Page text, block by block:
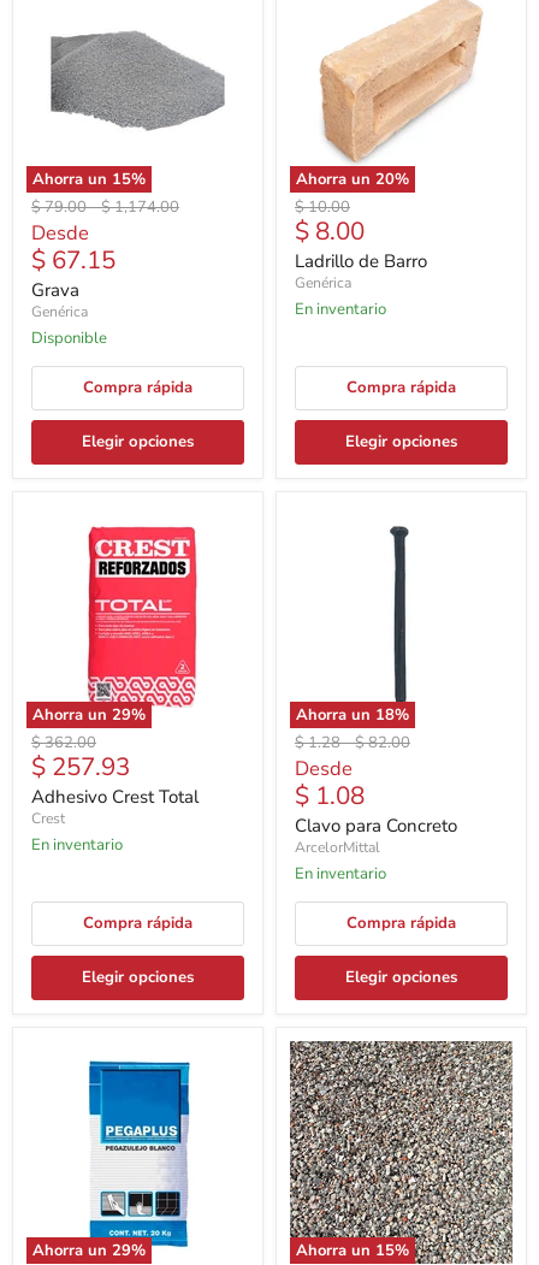
Ahorra un 15%
Precio
original
$ 79.00-Precio
$ 1,174.00
Desde
$ 67.15
Grava
Genérica
Disponible
Compra rápida
Elegir opciones
Ahorra un 20%
Precio
original
$ 10.00
Precio
actual
$ 8.00
Ladrillo de Barro
Genérica
En inventario
Compra rápida
Elegir opciones
Ahorra un 29%
Precio
original
$ 362.00
Precio
actual
$ 257.93
Adhesivo Crest Total
Crest
En inventario
Compra rápida
Elegir opciones
Ahorra un 18%
Precio
original
$ 1.28-Precio
$ 82.00
Desde
$ 1.08
Clavo para Concreto
ArcelorMittal
En inventario
Compra rápida
Elegir opciones
Ahorra un 29%
Ahorra un 15%